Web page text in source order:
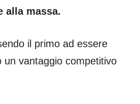
alla massa.
il primo ad essere
un vantaggio competitivo